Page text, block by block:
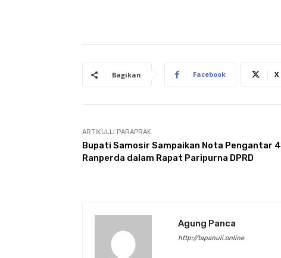
Bagikan Facebook X
ARTIKULLI PARAPRAK
Bupati Samosir Sampaikan Nota Pengantar 4
Ranperda dalam Rapat Paripurna DPRD
Agung Panca
http://tapanuli.online